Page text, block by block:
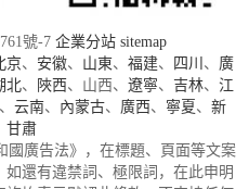
號-7 企業分站 sitemap
京、 安徽、 山東、 福建、 四川 、 廣
北、 陜西、山西、 遼寧、 吉林、 江
、 云南、 內蒙古、 廣西、 寧夏 、 新
甘肅
國廣告法》，在標題、頁面等文案
還有違禁詞、極限詞，在此申明